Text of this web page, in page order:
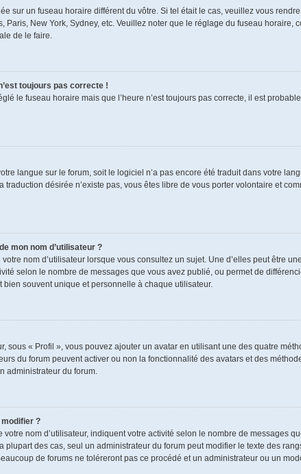
sur un fuseau horaire différent du vôtre. Si tel était le cas, veuillez vous
New York, Sydney, etc. Veuillez noter que le réglage du fuseau horaire,
de le faire.
toujours pas correcte !
le fuseau horaire mais que l’heure n’est toujours pas correcte, il est
langue sur le forum, soit le logiciel n’a pas encore été traduit dans votre
désirée n’existe pas, vous êtes libre de vous porter volontaire et
mon nom d’utilisateur ?
nom d’utilisateur lorsque vous consultez un sujet. Une d’elles peut être
selon le nombre de messages que vous avez publié, ou permet de
bien souvent unique et personnelle à chaque utilisateur.
sous « Profil », vous pouvez ajouter un avatar en utilisant une des quatre
du forum peuvent activer ou non la fonctionnalité des avatars et des
administrateur du forum.
?
nom d’utilisateur, indiquent votre activité selon le nombre de messages
plupart des cas, seul un administrateur du forum peut modifier le texte des
de forums ne toléreront pas ce procédé et un administrateur ou un